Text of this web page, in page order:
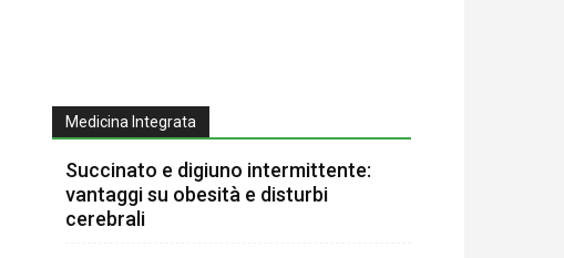
Medicina Integrata
Succinato e digiuno intermittente:
vantaggi su obesità e disturbi
cerebrali